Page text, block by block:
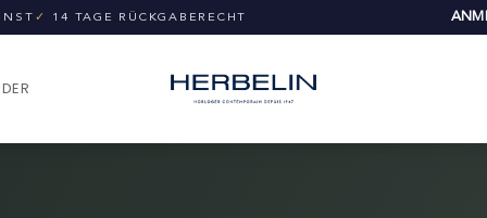
✓ 14 TAGE RÜCKGABERECHT